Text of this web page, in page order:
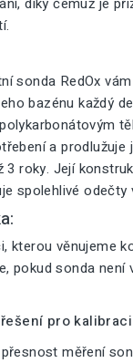
sonda RedOx
bazénu každý
a prodlužuje
3 roky. Její
spolehlivé
kterou věnujeme
pokud sonda není
pro
měření